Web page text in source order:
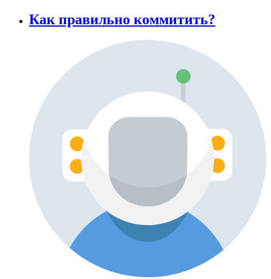
Как правильно коммитить?